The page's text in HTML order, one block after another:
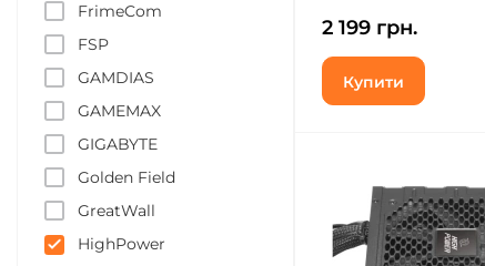
FrimeCom
FSP
GAMDIAS
GAMEMAX
GIGABYTE
Golden Field
GreatWall
HighPower
2 199 грн.
Купити